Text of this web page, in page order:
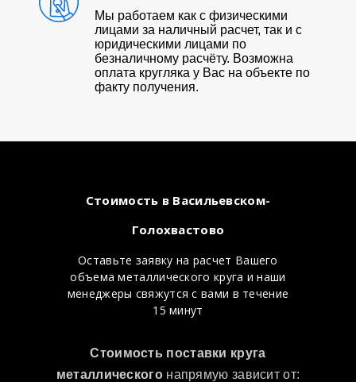
Мы работаем как с физическими
лицами за наличный расчет, так и с
юридическими лицами по
безналичному расчёту. Возможна
оплата кругляка у Вас на объекте по
факту получения.
Стоимость в Васильевском-
Голохвастово
Оставьте заявку на расчет Вашего
объема металлического круга и наши
менеджеры свяжутся с вами в течение
15 минут
Стоимость поставки круга
металлического напрямую зависит от: